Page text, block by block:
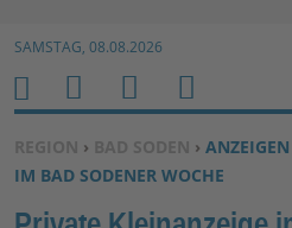
Zum Inhalt
SAMSTAG, 08.08.2026
SIE BEFINDEN SICH HIER:
REGION › BAD SODEN ›
IM BAD SODENER WOCHE
H
O
M
E
M
E
N
U
S
U
C
H
B
E
N